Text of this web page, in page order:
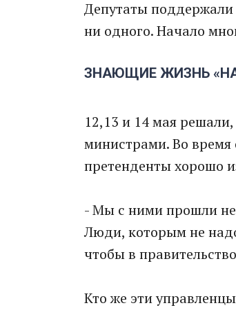
Депутаты
ни одного. Начало
ЗНАЮЩИЕ ЖИЗНЬ
12,13 и 14 мая
министрами. Во время
претенденты хорошо
- Мы с ними прошли
Люди, которым не
чтобы в
Кто же эти